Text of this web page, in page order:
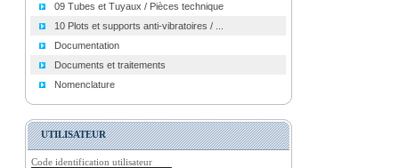
09 Tubes et Tuyaux / Pièces technique
10 Plots et supports anti-vibratoires / ...
Documentation
Documents et traitements
Nomenclature
UTILISATEUR
Code identification utilisateur